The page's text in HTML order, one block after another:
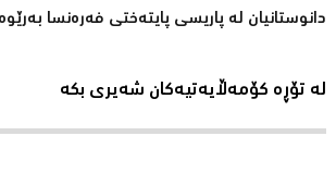
دانوستانیان لە پاریسی پایتەختی فەرەنسا
لە تۆڕە کۆمەڵایەتیەکان شەیری بکە